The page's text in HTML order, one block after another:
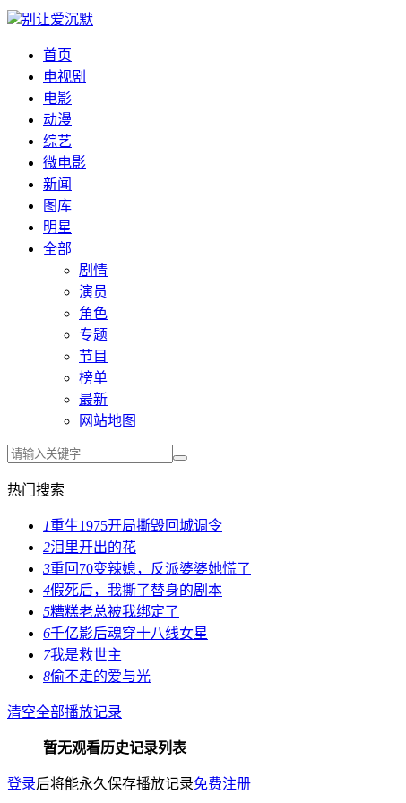
别让爱沉默
首页
电视剧
电影
动漫
综艺
微电影
新闻
图库
明星
全部
剧情
演员
角色
专题
节目
榜单
最新
网站地图
热门搜索
1重生1975开局撕毁回城调令
2泪里开出的花
3重回70变辣媳，反派婆婆她慌了
4假死后，我撕了替身的剧本
5糟糕老总被我绑定了
6千亿影后魂穿十八线女星
7我是救世主
8偷不走的爱与光
清空全部播放记录
暂无观看历史记录列表
登录后将能永久保存播放记录免费注册